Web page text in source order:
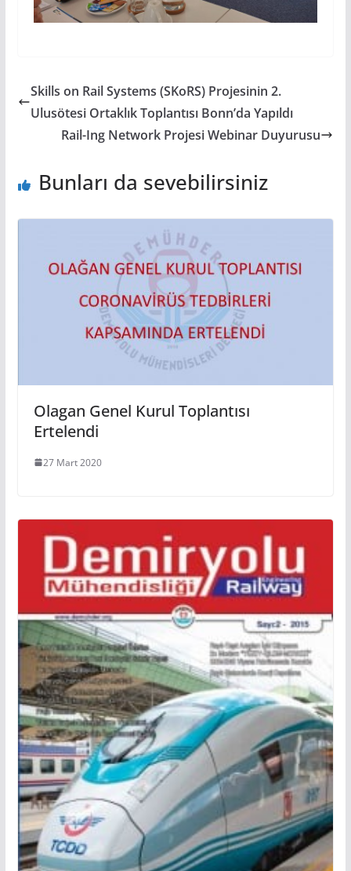
Skills on Rail Systems (SKoRS) Projesinin 2.
Ulusötesi Ortaklık Toplantısı Bonn’da Yapıldı
Rail-Ing Network Projesi Webinar Duyurusu
Bunları da sevebilirsiniz
Olagan Genel Kurul Toplantısı
Ertelendi
27 Mart 2020